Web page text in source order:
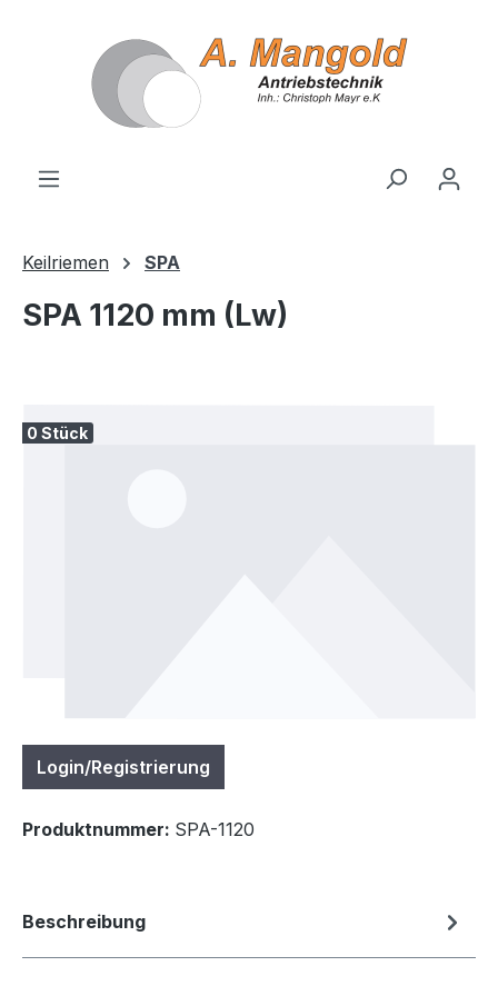
Keilriemen SPA
SPA 1120 mm (Lw)
0 Stück
Login/Registrierung
Produktnummer: SPA-1120
Beschreibung